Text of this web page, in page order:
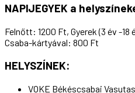
NAPIJEGYEK a
Felnőtt: 1200 Ft, Gyerek (3 év -
Csaba-kártyával: 800 Ft
HELYSZÍNEK:
VOKE Békéscsabai